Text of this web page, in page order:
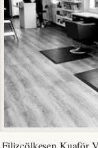
Filizçölkesen Kuaför